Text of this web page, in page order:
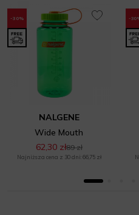
-30%
NALGENE
Wide Mouth
62,30 zł89 zł
Najniższa cena z 30 dni: 66,75 zł
-